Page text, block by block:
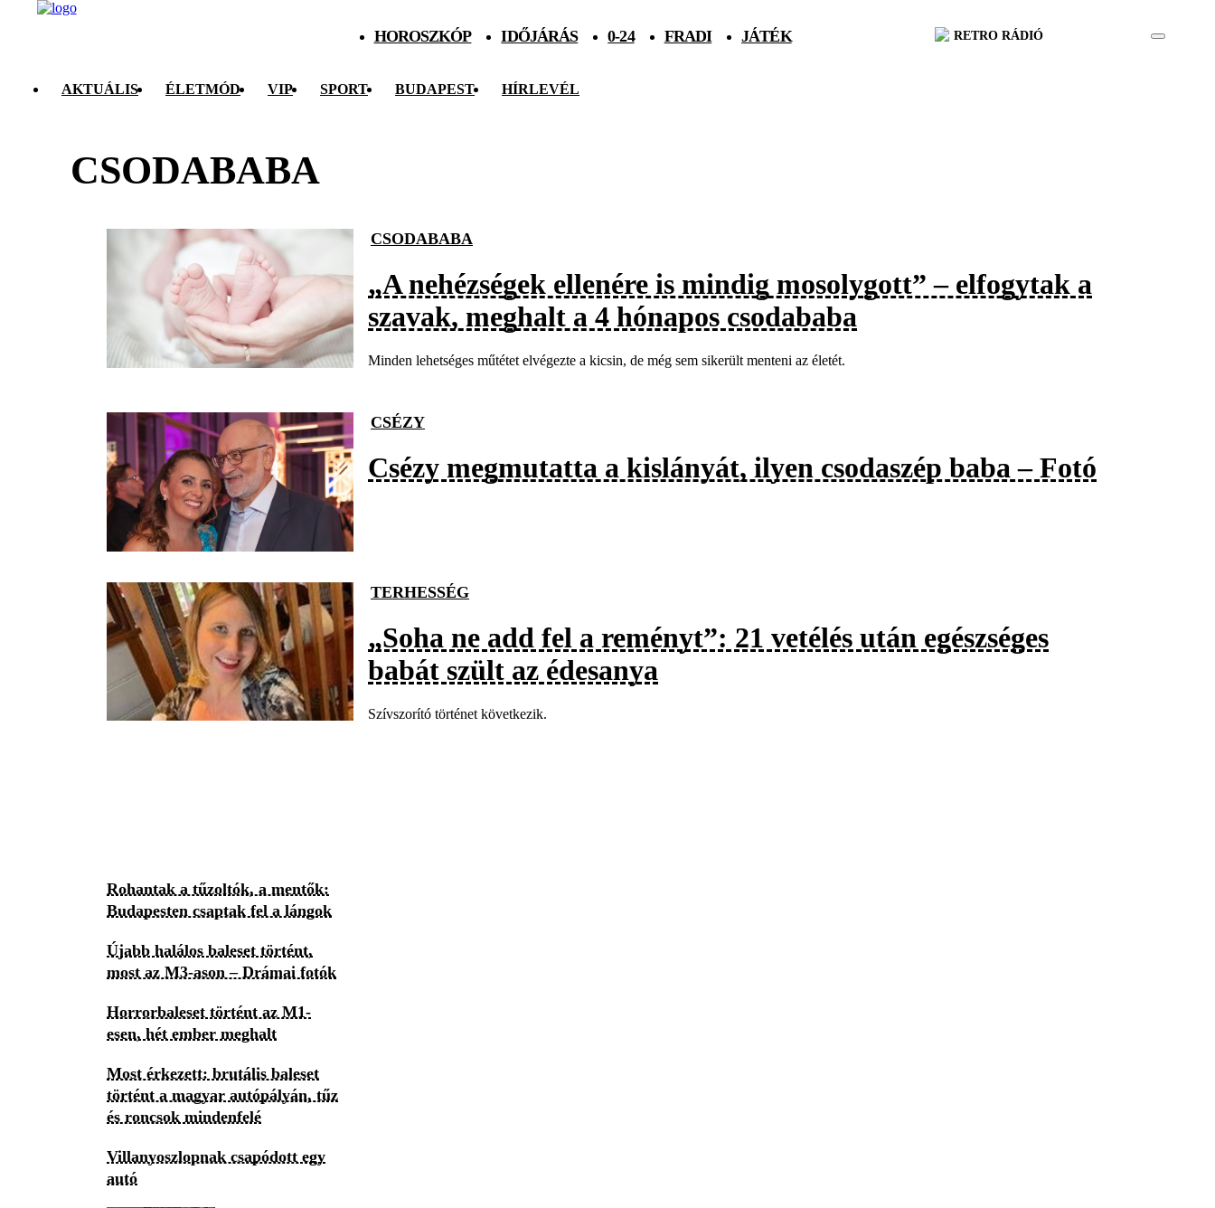
HOROSZKÓP IDŐJÁRÁS 0-24 FRADI JÁTÉK RETRO RÁDIÓ
AKTUÁLIS ÉLETMÓD VIP SPORT BUDAPEST HÍRLEVÉL
CSODABABA
CSODABABA
„A nehézségek ellenére is mindig mosolygott” – elfogytak a
szavak, meghalt a 4 hónapos csodababa
Minden lehetséges műtétet elvégezte a kicsin, de még sem sikerült menteni az életét.
CSÉZY
Csézy megmutatta a kislányát, ilyen csodaszép baba – Fotó
TERHESSÉG
„Soha ne add fel a reményt”: 21 vetélés után egészséges
babát szült az édesanya
Szívszorító történet következik.
Rohantak a tűzoltók, a mentők:
Budapesten csaptak fel a lángok
Újabb halálos baleset történt,
most az M3-ason – Drámai fotók
Horrorbaleset történt az M1-
esen, hét ember meghalt
Most érkezett: brutális baleset
történt a magyar autópályán, tűz
és roncsok mindenfelé
Villanyoszlopnak csapódott egy
autó